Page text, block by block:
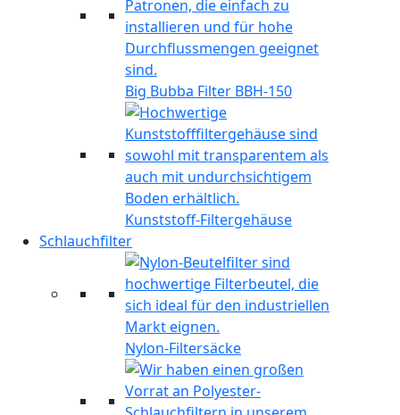
Big Bubba Filter BBH-150
Kunststoff-Filtergehäuse
Schlauchfilter
Nylon-Filtersäcke